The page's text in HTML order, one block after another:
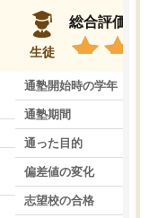
生徒
総合評価
通塾開始時の学年
通塾期間
通った目的
偏差値の変化
志望校の合格